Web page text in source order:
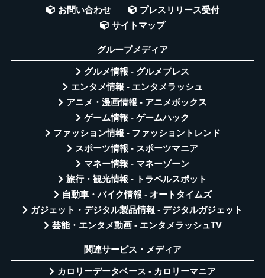
お問い合わせ
プレスリリース受付
サイトマップ
グループメディア
グルメ情報 - グルメプレス
エンタメ情報 - エンタメラッシュ
アニメ・漫画情報 - アニメボックス
ゲーム情報 - ゲームハック
ファッション情報 - ファッショントレンド
スポーツ情報 - スポーツマニア
マネー情報 - マネーゾーン
旅行・観光情報 - トラベルスポット
自動車・バイク情報 - オートタイムズ
ガジェット・デジタル製品情報 - デジタルガジェット
芸能・エンタメ動画 - エンタメラッシュTV
関連サービス・メディア
カロリーデータベース - カロリーマニア